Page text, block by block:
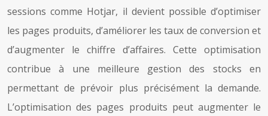
sessions comme Hotjar, il devient possible d’optimiser
les pages produits, d’améliorer les taux de conversion et
d’augmenter le chiffre d’affaires. Cette optimisation
contribue à une meilleure gestion des stocks en
permettant de prévoir plus précisément la demande.
L’optimisation des pages produits peut augmenter le